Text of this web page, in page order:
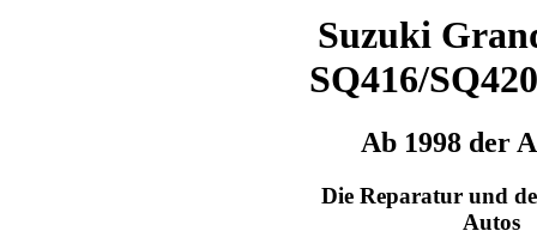
Suzuki
SQ416/
Ab 1998 der
Die Reparatur und
Autos